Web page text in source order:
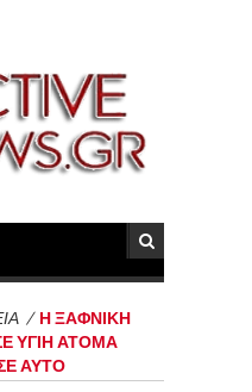
/ Η ΞΑΦΝΙΚΗ
ΥΓΙΗ ΑΤΟΜΑ
ΑΥΤΟ